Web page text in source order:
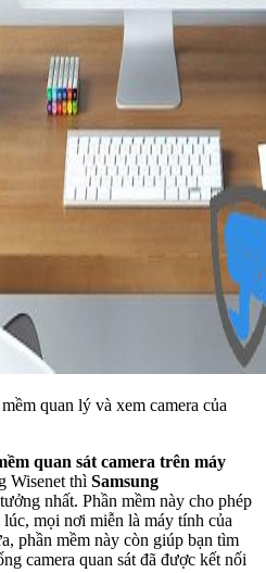
quan lý và xem camera của
quan sát camera trên máy
Wisenet thì Samsung
nhất. Phần mềm này cho phép
mọi nơi miễn là máy tính của
phần mềm này còn giúp bạn tìm
camera quan sát đã được kết nối